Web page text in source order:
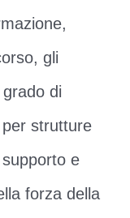
gli
di
strutture
e
forza della